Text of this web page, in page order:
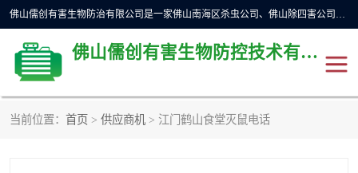
佛山儒创有害生物防治有限公司是一家佛山南海区杀虫公司、佛山除四害公司、佛山灭白蚁公司、佛山白蚁防治公司，让您远离虫害困扰。要问佛山白蚁防治哪家好？佛山儒创有害生物防治有限公司全佛山、广州，正规公司，上门勘查，可靠，售后有保障。
佛山儒创有害生物防控技术有限公司
当前位置： 首页 > 供应商机 > 江门鹤山食堂灭鼠电话